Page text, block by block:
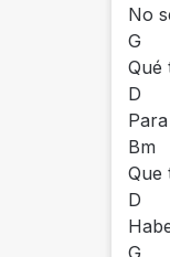
No
G
Qué
Que
D
G